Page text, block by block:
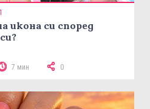
икона си според
7 мин 0